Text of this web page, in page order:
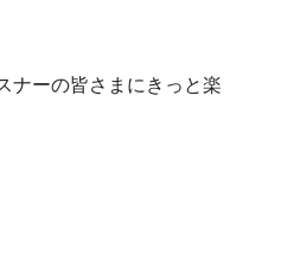
ナーの皆さまにきっと楽